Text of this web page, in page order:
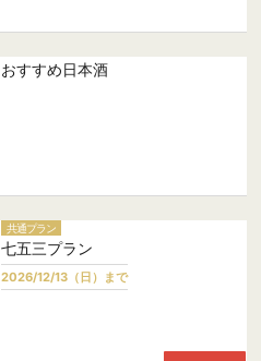
おすすめ日本酒
共通プラン
七五三プラン
2026/12/13（日）まで